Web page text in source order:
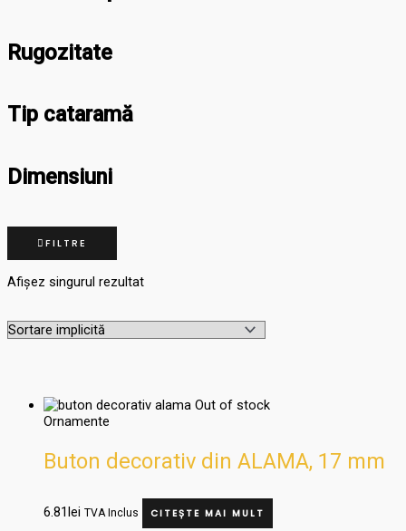
Rugozitate
Tip cataramă
Dimensiuni
FILTRE
Afișez singurul rezultat
Out of stock
Ornamente
Buton decorativ din ALAMA, 17 mm
6.81lei TVA Inclus CITEȘTE MAI MULT